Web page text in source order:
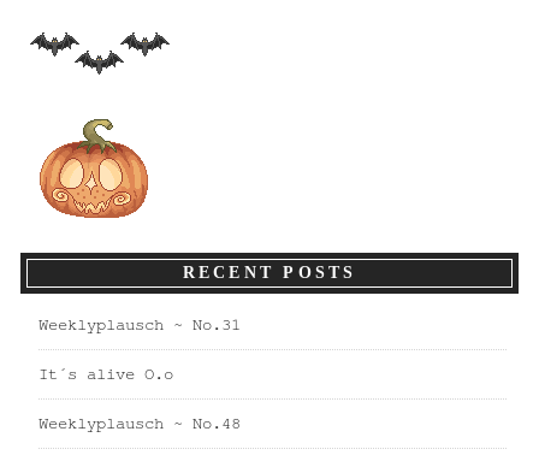
RECENT POSTS
Weeklyplausch ~ No.31
It´s alive O.o
Weeklyplausch ~ No.48